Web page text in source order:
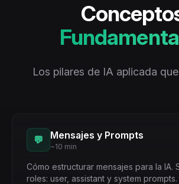
Los pilares de IA aplicada
💬 Mensajes y Prompts
~10 min
Cómo estructurar mensajes para la IA.
roles: user, assistant y system prompts.